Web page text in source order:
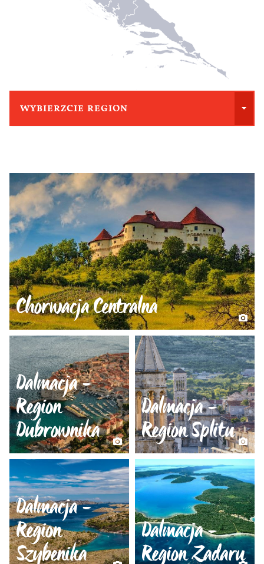
WYBIERZCIE REGION
Chorwacja Centralna
Dalmacja -
Region
Dubrownika
Dalmacja -
Region Splitu
Dalmacja -
Region
Szybenika
Dalmacja -
Region Zadaru